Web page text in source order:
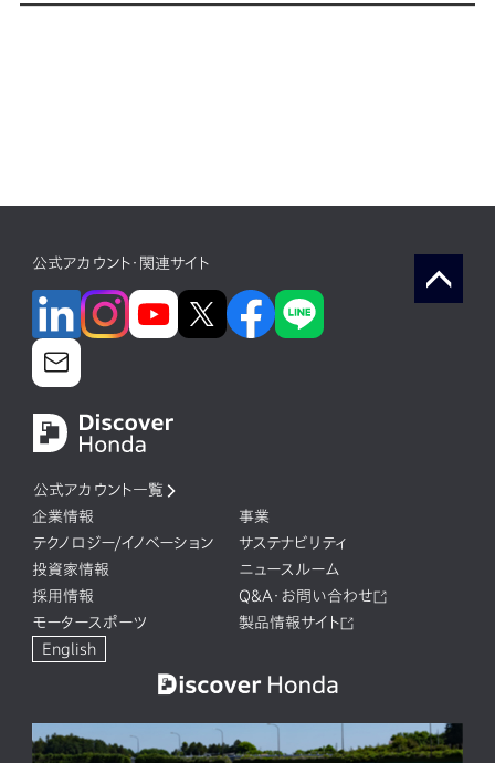
公式アカウント・関連サイト
公式アカウント一覧
企業情報
事業
テクノロジー/イノベーション
サステナビリティ
投資家情報
ニュースルーム
採用情報
Q&A・お問い合わせ
モータースポーツ
製品情報サイト
English